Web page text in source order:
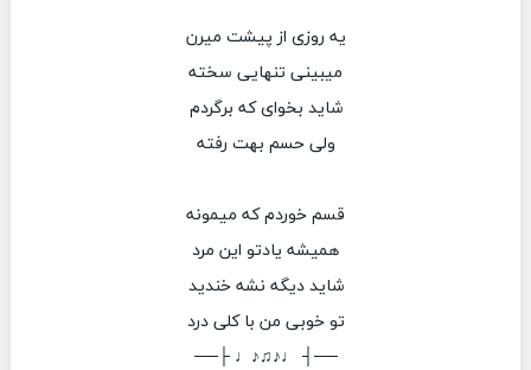
یه روزی از پیشت میرن
میبینی تنهایی سخته
شاید بخوای که برگردم
ولی حسم بهت رفته
قسم خوردم که میمونه
همیشه یادتو این مرد
شاید دیگه نشه خندید
تو خوبی من با کلی درد
──┤ ♩♪♫♪♩ ├──